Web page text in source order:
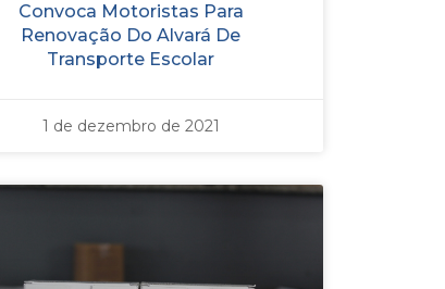
Convoca Motoristas Para
Renovação Do Alvará De
Transporte Escolar
1 de dezembro de 2021